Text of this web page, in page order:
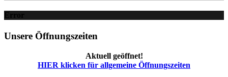
Error
Unsere Öffnungszeiten
Aktuell geöffnet!
HIER klicken für allgemeine Öffnungszeiten